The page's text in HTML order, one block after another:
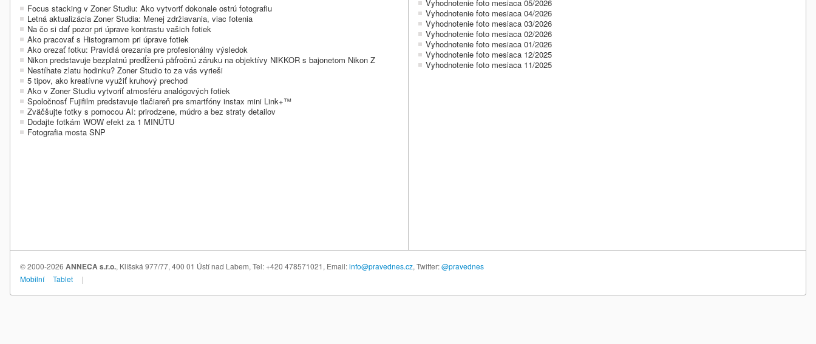
Focus stacking v Zoner Studiu: Ako vytvoriť dokonale ostrú fotografiu
Letná aktualizácia Zoner Studia: Menej zdržiavania, viac fotenia
Na čo si dať pozor pri úprave kontrastu vašich fotiek
Ako pracovať s Histogramom pri úprave fotiek
Ako orezať fotku: Pravidlá orezania pre profesionálny výsledok
Nikon predstavuje bezplatnú predĺženú päťročnú záruku na objektívy NIKKOR s bajonetom Nikon Z
Nestíhate zlatu hodinku? Zoner Studio to za vás vyrieši
5 tipov, ako kreatívne využiť kruhový prechod
Ako v Zoner Studiu vytvoriť atmosféru analógových fotiek
Spoločnosť Fujifilm predstavuje tlačiareň pre smartfóny instax mini Link+™
Zväčšujte fotky s pomocou AI: prirodzene, múdro a bez straty detailov
Dodajte fotkám WOW efekt za 1 MINÚTU
Fotografia mosta SNP
Vyhodnotenie foto mesiaca 05/2026
Vyhodnotenie foto mesiaca 04/2026
Vyhodnotenie foto mesiaca 03/2026
Vyhodnotenie foto mesiaca 02/2026
Vyhodnotenie foto mesiaca 01/2026
Vyhodnotenie foto mesiaca 12/2025
Vyhodnotenie foto mesiaca 11/2025
© 2000-2026 ANNECA s.r.o., Klíšská 977/77, 400 01 Ústí nad Labem, Tel: +420 478571021, Email:info@pravednes.cz, Twitter:@pravednes
Mobilní
Tablet |